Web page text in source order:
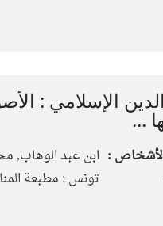
الإسلامي :
...
: ابن عبد الوهاب,
تونس : مطبعة